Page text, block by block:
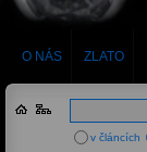
O NÁS ZLATO
v článcích